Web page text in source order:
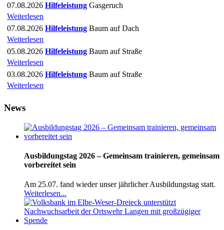
07.08.2026 Hilfeleistung Gasgeruch
Weiterlesen
07.08.2026 Hilfeleistung Baum auf Dach
Weiterlesen
05.08.2026 Hilfeleistung Baum auf Straße
Weiterlesen
03.08.2026 Hilfeleistung Baum auf Straße
Weiterlesen
News
Ausbildungstag 2026 – Gemeinsam trainieren, gemeinsam
vorbereitet sein
Am 25.07. fand wieder unser jährlicher Ausbildungstag statt.
Weiterlesen...